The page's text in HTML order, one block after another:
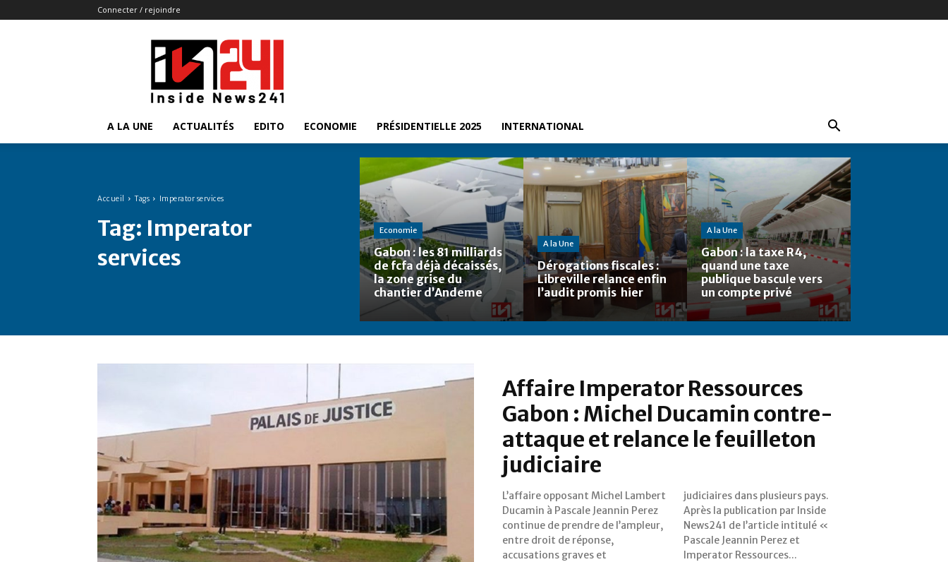
Connecter / rejoindre
Insidenews241
A LA UNE ACTUALITÉS EDITO ECONOMIE PRÉSIDENTIELLE 2025 INTERNATIONAL
Accueil Tags Imperator services
Tag: Imperator
services
Economie
Gabon : les 81 milliards
de fcfa déjà décaissés,
la zone grise du
chantier d’Andeme
A la Une
Dérogations fiscales :
Libreville relance enfin
l’audit promis hier
A la Une
Gabon : la taxe R4,
quand une taxe
publique bascule vers
un compte privé
Affaire Imperator Ressources
Gabon : Michel Ducamin contre-
attaque et relance le feuilleton
judiciaire
L’affaire opposant Michel Lambert
Ducamin à Pascale Jeannin Perez
continue de prendre de l’ampleur,
entre droit de réponse,
accusations graves et
judiciaires dans plusieurs pays.
Après la publication par Inside
News241 de l’article intitulé «
Pascale Jeannin Perez et
Imperator Ressources...